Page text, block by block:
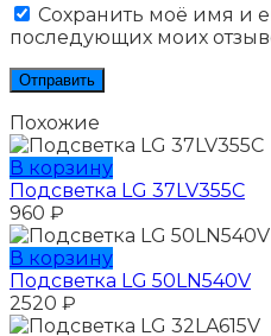
Сохранить моё имя и
последующих моих
Похожие
В корзину
Подсветка LG 37LV355C
960 ₽
В корзину
Подсветка LG 50LN540V
2520 ₽